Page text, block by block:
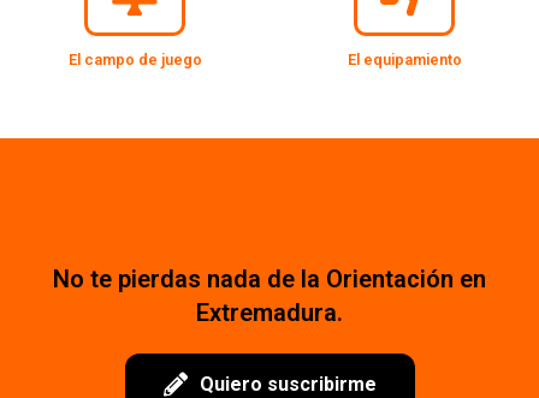
El campo de juego El equipamiento
No te pierdas nada de la Orientación en
Extremadura.
Quiero suscribirme